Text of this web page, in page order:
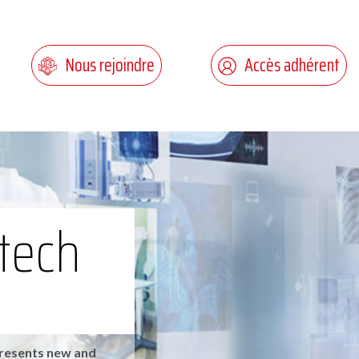
Nous rejoindre Accès adhérent
new and